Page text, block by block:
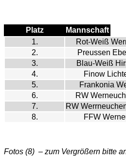
Platz
Mannschaft
1.
Rot-Weiß
2.
Preussen
3.
Blau-Weiß
4.
Finow
5.
Frankonia
6.
RW
7.
RW
8.
FFW
Fotos (8) – zum Vergrößern bitte